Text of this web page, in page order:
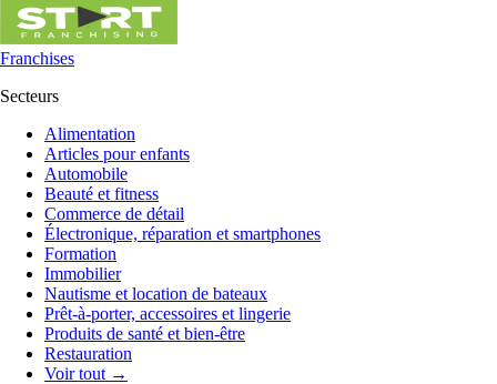
Franchises
Secteurs
Alimentation
Articles pour enfants
Automobile
Beauté et fitness
Commerce de détail
Électronique, réparation et smartphones
Formation
Immobilier
Nautisme et location de bateaux
Prêt-à-porter, accessoires et lingerie
Produits de santé et bien-être
Restauration
Voir tout →